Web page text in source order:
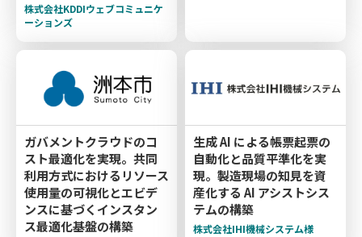
株式会社KDDIウェブコミュニケ
ーションズ
ガバメントクラウドのコ
スト最適化を実現。共同
利用方式におけるリソース
使用量の可視化とエビデ
ンスに基づくインスタン
ス最適化基盤の構築
生成 AI による帳票起票の
自動化と品質平準化を実
現。製造現場の知見を資
産化する AI アシストシス
テムの構築
株式会社IHI機械システム様